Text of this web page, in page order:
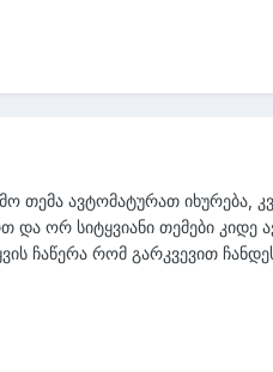
თემა ავტომატურათ იხურება,
და ორ სიტყვიანი თემები
ჩაწერა რომ გარკვევით